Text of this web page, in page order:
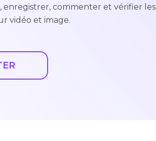
enregistrer, commenter et vérifier les
vidéo et image.